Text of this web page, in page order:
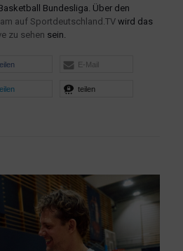
Bundesliga. Über den
auf Sportdeutschland.TVwird das
zu sehen sein.
E-Mail
teilen